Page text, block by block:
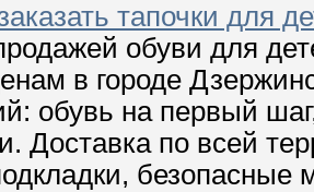
тапочки для
обуви для
в городе
обувь на первый
Доставка по всей
безопасные